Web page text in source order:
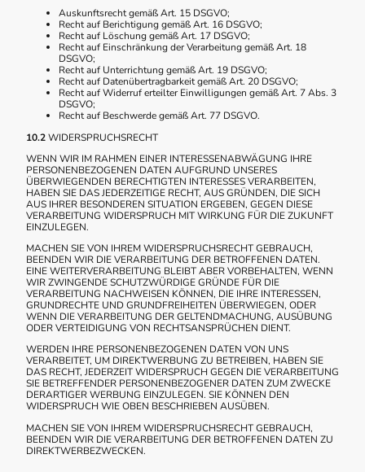
Auskunftsrecht gemäß Art. 15 DSGVO;
Recht auf Berichtigung gemäß Art. 16 DSGVO;
Recht auf Löschung gemäß Art. 17 DSGVO;
Recht auf Einschränkung der Verarbeitung gemäß Art. 18
DSGVO;
Recht auf Unterrichtung gemäß Art. 19 DSGVO;
Recht auf Datenübertragbarkeit gemäß Art. 20 DSGVO;
Recht auf Widerruf erteilter Einwilligungen gemäß Art. 7 Abs. 3
DSGVO;
Recht auf Beschwerde gemäß Art. 77 DSGVO.
10.2WIDERSPRUCHSRECHT
WENN WIR IM RAHMEN EINER INTERESSENABWÄGUNG IHRE
PERSONENBEZOGENEN DATEN AUFGRUND UNSERES
ÜBERWIEGENDEN BERECHTIGTEN INTERESSES VERARBEITEN,
HABEN SIE DAS JEDERZEITIGE RECHT, AUS GRÜNDEN, DIE SICH
AUS IHRER BESONDEREN SITUATION ERGEBEN, GEGEN DIESE
VERARBEITUNG WIDERSPRUCH MIT WIRKUNG FÜR DIE ZUKUNFT
EINZULEGEN.
MACHEN SIE VON IHREM WIDERSPRUCHSRECHT GEBRAUCH,
BEENDEN WIR DIE VERARBEITUNG DER BETROFFENEN DATEN.
EINE WEITERVERARBEITUNG BLEIBT ABER VORBEHALTEN, WENN
WIR ZWINGENDE SCHUTZWÜRDIGE GRÜNDE FÜR DIE
VERARBEITUNG NACHWEISEN KÖNNEN, DIE IHRE INTERESSEN,
GRUNDRECHTE UND GRUNDFREIHEITEN ÜBERWIEGEN, ODER
WENN DIE VERARBEITUNG DER GELTENDMACHUNG, AUSÜBUNG
ODER VERTEIDIGUNG VON RECHTSANSPRÜCHEN DIENT.
WERDEN IHRE PERSONENBEZOGENEN DATEN VON UNS
VERARBEITET, UM DIREKTWERBUNG ZU BETREIBEN, HABEN SIE
DAS RECHT, JEDERZEIT WIDERSPRUCH GEGEN DIE VERARBEITUNG
SIE BETREFFENDER PERSONENBEZOGENER DATEN ZUM ZWECKE
DERARTIGER WERBUNG EINZULEGEN. SIE KÖNNEN DEN
WIDERSPRUCH WIE OBEN BESCHRIEBEN AUSÜBEN.
MACHEN SIE VON IHREM WIDERSPRUCHSRECHT GEBRAUCH,
BEENDEN WIR DIE VERARBEITUNG DER BETROFFENEN DATEN ZU
DIREKTWERBEZWECKEN.